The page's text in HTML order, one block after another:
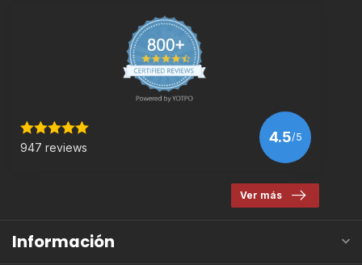
947 reviews
4.5/5
Ver más
Información